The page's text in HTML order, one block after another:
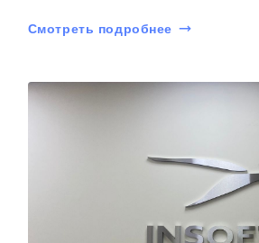
Смотреть подробнее